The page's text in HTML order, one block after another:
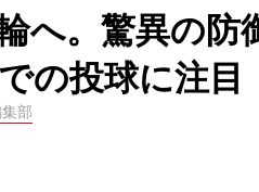
へ。驚異の防
の投球に注目
部